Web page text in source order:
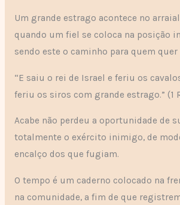
Um grande estrago acontece no
quando um fiel se coloca na posição
sendo este o caminho para quem quer
“E saiu o rei de Israel e feriu os
feriu os siros com grande estrago.” (1
Acabe não perdeu a oportunidade de
totalmente o exército inimigo, de
encalço dos que fugiam.
O tempo é um caderno colocado na
na comunidade, a fim de que